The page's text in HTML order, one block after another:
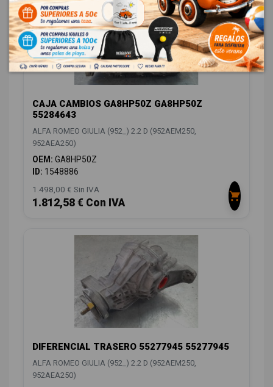
CAJA CAMBIOS GA8HP50Z GA8HP50Z
55284643
ALFA ROMEO GIULIA (952_) 2.2 D (952AEM250,
952AEA250)
OEM: GA8HP50Z
ID: 1548886
1.498,00 € Sin IVA
1.812,58 € Con IVA
DIFERENCIAL TRASERO 55277945 55277945
ALFA ROMEO GIULIA (952_) 2.2 D (952AEM250,
952AEA250)